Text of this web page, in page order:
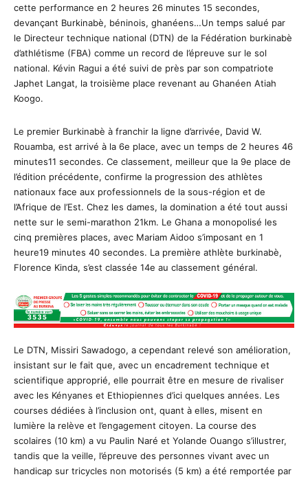
cette performance en 2 heures 26 minutes 15 secondes,
devançant Burkinabè, béninois, ghanéens…Un temps salué par
le Directeur technique national (DTN) de la Fédération burkinabè
d’athlétisme (FBA) comme un record de l’épreuve sur le sol
national. Kévin Ragui a été suivi de près par son compatriote
Japhet Langat, la troisième place revenant au Ghanéen Atiah
Koogo.
Le premier Burkinabè à franchir la ligne d’arrivée, David W.
Rouamba, est arrivé à la 6e place, avec un temps de 2 heures 46
minutes11 secondes. Ce classement, meilleur que la 9e place de
l’édition précédente, confirme la progression des athlètes
nationaux face aux professionnels de la sous-région et de
l’Afrique de l’Est. Chez les dames, la domination a été tout aussi
nette sur le semi-marathon 21km. Le Ghana a monopolisé les
cinq premières places, avec Mariam Aidoo s’imposant en 1
heure19 minutes 40 secondes. La première athlète burkinabè,
Florence Kinda, s’est classée 14e au classement général.
Le DTN, Missiri Sawadogo, a cependant relevé son amélioration,
insistant sur le fait que, avec un encadrement technique et
scientifique approprié, elle pourrait être en mesure de rivaliser
avec les Kényanes et Ethiopiennes d’ici quelques années. Les
courses dédiées à l’inclusion ont, quant à elles, misent en
lumière la relève et l’engagement citoyen. La course des
scolaires (10 km) a vu Paulin Naré et Yolande Ouango s’illustrer,
tandis que la veille, l’épreuve des personnes vivant avec un
handicap sur tricycles non motorisés (5 km) a été remportée par